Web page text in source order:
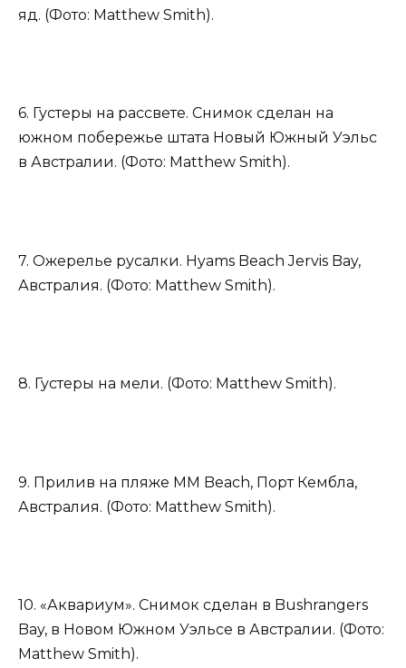
яд. (Фото: Matthew Smith).
6. Густеры на рассвете. Снимок сделан на
южном побережье штата Новый Южный Уэльс
в Австралии. (Фото: Matthew Smith).
7. Ожерелье русалки. Hyams Beach Jervis Bay,
Австралия. (Фото: Matthew Smith).
8. Густеры на мели. (Фото: Matthew Smith).
9. Прилив на пляже MM Beach, Порт Кембла,
Австралия. (Фото: Matthew Smith).
10. «Аквариум». Снимок сделан в Bushrangers
Bay, в Новом Южном Уэльсе в Австралии. (Фото:
Matthew Smith).